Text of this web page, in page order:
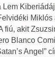
Lem
Miklós
fiú, akit
Blanco
Angel”